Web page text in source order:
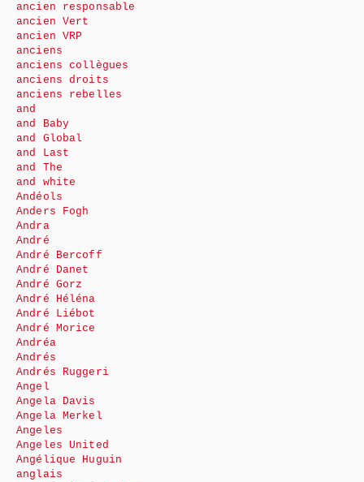
ancien responsable
ancien Vert
ancien VRP
anciens
anciens collègues
anciens droits
anciens rebelles
and
and Baby
and Global
and Last
and The
and white
Andéols
Anders Fogh
Andra
André
André Bercoff
André Danet
André Gorz
André Héléna
André Liébot
André Morice
Andréa
Andrés
Andrés Ruggeri
Angel
Angela Davis
Angela Merkel
Angeles
Angeles United
Angélique Huguin
anglais